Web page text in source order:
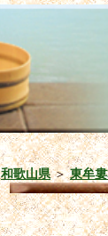
和歌山県＞東牟